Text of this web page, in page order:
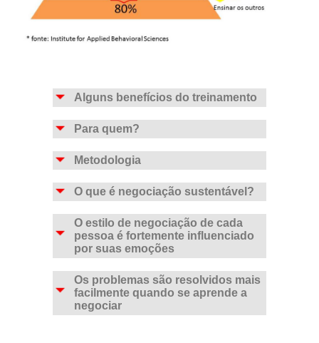
Alguns benefícios do treinamento
Para quem?
Metodologia
O que é negociação sustentável?
O estilo de negociação de cada
pessoa é fortemente influenciado
por suas emoções
Os problemas são resolvidos mais
facilmente quando se aprende a
negociar